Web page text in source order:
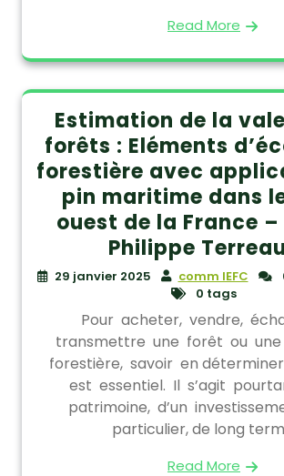
Read More
Estimation de la
forêts : Eléments
forestière avec
pin maritime dans
ouest de la France
Philippe
29 janvier 2025 comm IEFC
0 tags
Pour acheter, vendre,
transmettre une forêt ou
forestière, savoir en
est essentiel. Il s’agit
patrimoine, d’un
particulier, de long
Read More